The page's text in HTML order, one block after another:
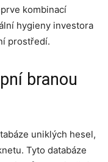
kombinací
hygieny investora
prostředí.
branou
uniklých hesel,
Tyto databáze